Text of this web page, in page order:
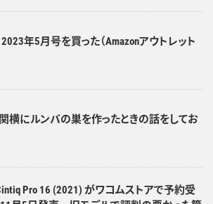
年5月号を買った（Amazonアウトレット
関横にルンバの巣を作ったときの話をしてお
Pro 16 (2021) がワコムストアで予約受